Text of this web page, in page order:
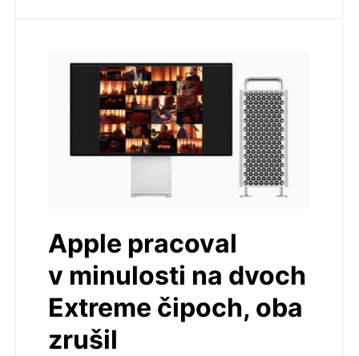
Apple pracoval
v minulosti na dvoch
Extreme čipoch, oba
zrušil